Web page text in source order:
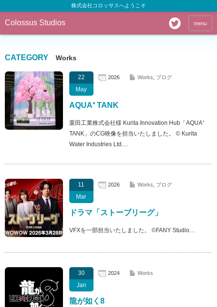
株式会社コロッサスへようこそ
Colossus Studios menu
CATEGORY Works
22
May
2026 Works ブログ
AQUA⁺ TANK
栗田工業株式会社様 Kurita Innovation Hub「AQUA⁺
TANK」のCG映像を担当いたしました。 © Kurita
Water Industries Ltd.…
11
Mar
2026 Works ブログ
ドラマ「ストーブリーグ」
VFXを一部担当いたしました。 ©FANY Studio…
30
Jan
2024 Works
龍が如く8